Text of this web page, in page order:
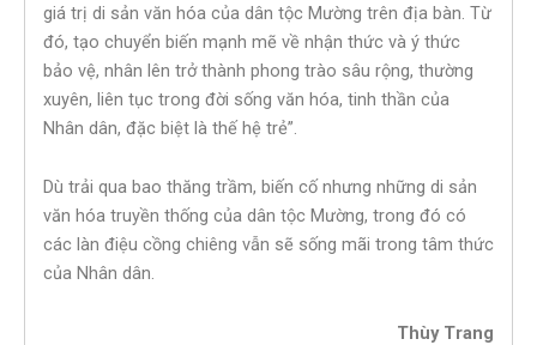
giá trị di sản văn hóa của dân tộc Mường trên địa bàn. Từ
đó, tạo chuyển biến mạnh mẽ về nhận thức và ý thức
bảo vệ, nhân lên trở thành phong trào sâu rộng, thường
xuyên, liên tục trong đời sống văn hóa, tinh thần của
Nhân dân, đặc biệt là thế hệ trẻ”.
Dù trải qua bao thăng trầm, biến cố nhưng những di sản
văn hóa truyền thống của dân tộc Mường, trong đó có
các làn điệu cồng chiêng vẫn sẽ sống mãi trong tâm thức
của Nhân dân.
Thùy Trang